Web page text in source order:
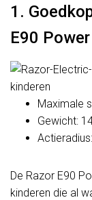
1.
E90
Maximale
Gewicht:
De Razor E90
kinderen die al